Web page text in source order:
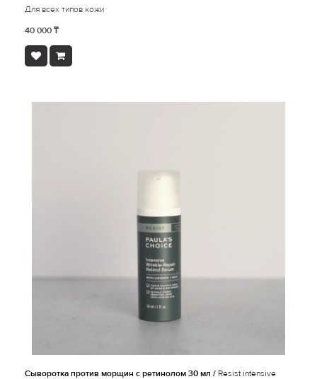
Для всех типов кожи
40 000 ₸
Сыворотка против морщин с ретинолом 30 мл / Resist intensive